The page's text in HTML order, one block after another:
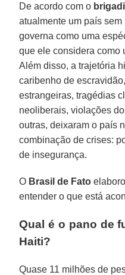
De acordo com o
atualmente um país
governa como uma
que ele considera como
Além disso, a trajetória
caribenho de
estrangeiras, tragédias
neoliberais, violações
outras, deixaram o país
combinação de crises:
de insegurança.
O Brasil de Fato
entender o que está
Qual é o pano de
Haiti?
Quase 11 milhões de